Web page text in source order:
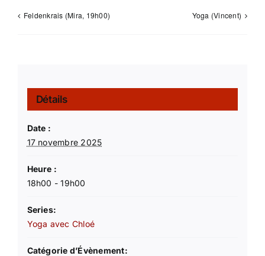
Feldenkrais (Mira, 19h00) Yoga (Vincent)
Détails
Date :
17 novembre 2025
Heure :
18h00 - 19h00
Series:
Yoga avec Chloé
Catégorie d’Évènement: